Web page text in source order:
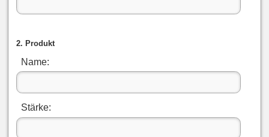
2. Produkt
Name:
Stärke: